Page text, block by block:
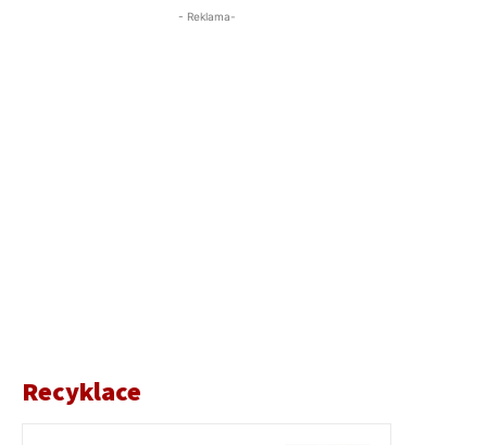
- Reklama-
Recyklace